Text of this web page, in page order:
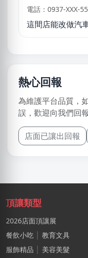
電話：0937-XXX-
這間店能改做汽
熱心回報
為維護平台品質，
誤，歡迎向我們回
店面已讓出回報
頂讓類型
2026店面頂讓展
餐飲小吃
教育文具
服飾精品
美容美髮